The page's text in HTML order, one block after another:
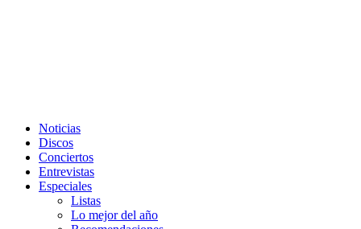
Noticias
Discos
Conciertos
Entrevistas
Especiales
Listas
Lo mejor del año